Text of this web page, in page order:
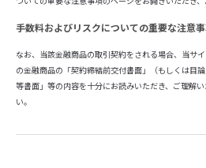
手数料およびリスクについての重要な注意
なお、当該金融商品の取引契約をされる場合、当サ
の金融商品の「契約締結前交付書面」（もしくは目
等書面」等の内容を十分にお読みいただき、ご理解
い。